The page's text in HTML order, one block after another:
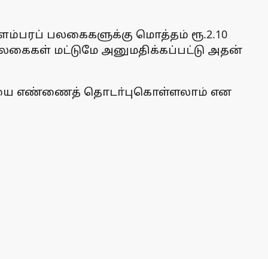
பலகைகளுக்கு மொத்தம் ரூ.2.10
மட்டுமே அனுமதிக்கப்பட்டு அதன்
எண்ணைத் தொடா்புகொள்ளலாம் என